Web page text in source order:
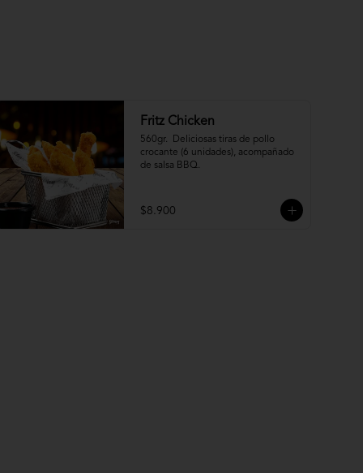
Fritz Chicken
560gr.  Deliciosas tiras de pollo
crocante (6 unidades), acompañado
de salsa BBQ.
$8.900